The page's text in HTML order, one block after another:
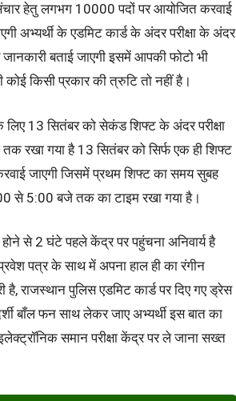
हेतु लगभग 10000 पदों पर आयोजित करवाई
अभ्यर्थी के एडमिट कार्ड के अंदर परीक्षा के अंदर
जानकारी बताई जाएगी इसमें आपकी फोटो भी
किसी प्रकार की त्रुटि तो नहीं है।
लिए 13 सितंबर को सेकंड शिफ्ट के अंदर परीक्षा
रखा गया है 13 सितंबर को सिर्फ एक ही शिफ्ट
जाएगी जिसमें प्रथम शिफ्ट का समय सुबह
से 5:00 बजे तक का टाइम रखा गया है।
होने से 2 घंटे पहले केंद्र पर पहुंचना अनिवार्य है
प्रवेश पत्र के साथ में अपना हाल ही का रंगीन
राजस्थान पुलिस एडमिट कार्ड पर दिए गए ड्रेस
बाँल फन साथ लेकर जाए अभ्यर्थी इस बात का
समान परीक्षा केंद्र पर ले जाना सख्त